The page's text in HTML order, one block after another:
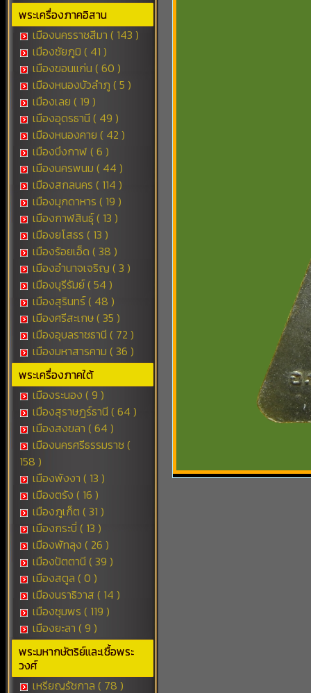
พระเครื่องภาคอิสาน
เมืองนครราชสีมา ( 143 )
เมืองชัยภูมิ ( 41 )
เมืองขอนแก่น ( 60 )
เมืองหนองบัวลำภู ( 5 )
เมืองเลย ( 19 )
เมืองอุดรธานี ( 49 )
เมืองหนองคาย ( 42 )
เมืองบึงกาฬ ( 6 )
เมืองนครพนม ( 44 )
เมืองสกลนคร ( 114 )
เมืองมุกดาหาร ( 19 )
เมืองกาฬสินธุ์ ( 13 )
เมืองยโสธร ( 13 )
เมืองร้อยเอ็ด ( 38 )
เมืองอำนาจเจริญ ( 3 )
เมืองบุรีรัมย์ ( 54 )
เมืองสุรินทร์ ( 48 )
เมืองศรีสะเกษ ( 35 )
เมืองอุบลราชธานี ( 72 )
เมืองมหาสารคาม ( 36 )
พระเครื่องภาคใต้
เมืองระนอง ( 9 )
เมืองสุราษฎร์ธานี ( 64 )
เมืองสงขลา ( 64 )
เมืองนครศรีธรรมราช (
158 )
เมืองพังงา ( 13 )
เมืองตรัง ( 16 )
เมืองภูเก็ต ( 31 )
เมืองกระบี่ ( 13 )
เมืองพัทลุง ( 26 )
เมืองปัตตานี ( 39 )
เมืองสตูล ( 0 )
เมืองนราธิวาส ( 14 )
เมืองชุมพร ( 119 )
เมืองยะลา ( 9 )
พระมหากษัตริย์และเชื้อพระ
วงศ์
เหรียญรัชกาล ( 78 )